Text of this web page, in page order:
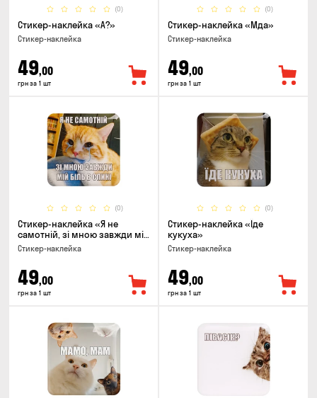
(0)
Стикер-наклейка «А?»
Стикер-наклейка
49,00
грн за 1 шт
(0)
Стикер-наклейка «Мда»
Стикер-наклейка
49,00
грн за 1 шт
(0)
Стикер-наклейка «Я не
самотній, зі мною завжди мій
біль в спині»
Стикер-наклейка
49,00
грн за 1 шт
(0)
Стикер-наклейка «Їде
кукуха»
Стикер-наклейка
49,00
грн за 1 шт